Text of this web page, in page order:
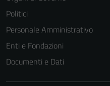
Politici
Personale Amministrativo
Enti e Fondazioni
Documenti e Dati